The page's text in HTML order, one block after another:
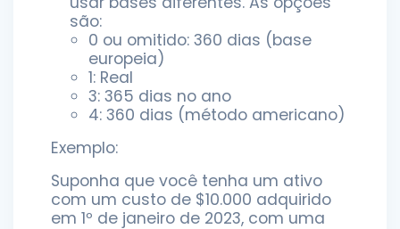
são:
0 ou omitido: 360 dias (base
europeia)
1: Real
3: 365 dias no ano
4: 360 dias (método americano)
Exemplo:
Suponha que você tenha um ativo
com um custo de $10.000 adquirido
em 1º de janeiro de 2023, com uma